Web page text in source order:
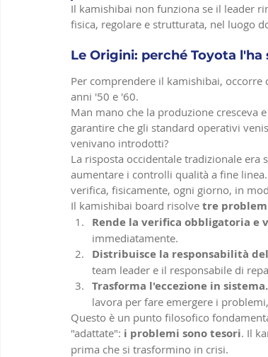
Il kamishibai non funziona se il leader
fisica, regolare e strutturata, nel luogo
Le Origini: perché Toyota
Per comprendere il kamishibai,
anni '50 e '60.
Man mano che la produzione cresceva
garantire che gli standard operativi
venivano introdotti?
La risposta occidentale tradizionale
aumentare i controlli qualità a fine
verifica, fisicamente, ogni giorno, in
Il kamishibai board risolve tre
Rende la verifica obbligatoria e
immediatamente.
Distribuisce la responsabilità
team leader e il responsabile di
Trasforma l'eccezione in sistema.
lavora per fare emergere i
Questo è un punto filosofico
"adattate": i problemi sono tesori. Il
prima che si trasformino in crisi.